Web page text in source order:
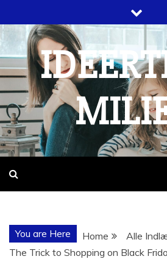
to
content
You are Here Home
Alle
The Trick to Shopping on Black